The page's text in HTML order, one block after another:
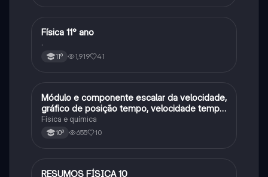
Física
Física 11° ano
.
11º 1,919 41
Física
Módulo e componente escalar da velocidade,
gráfico de posição tempo, velocidade tempo
e acelaracao
Física e química
10º 655 10
Física
RESUMOS FÍSICA 10